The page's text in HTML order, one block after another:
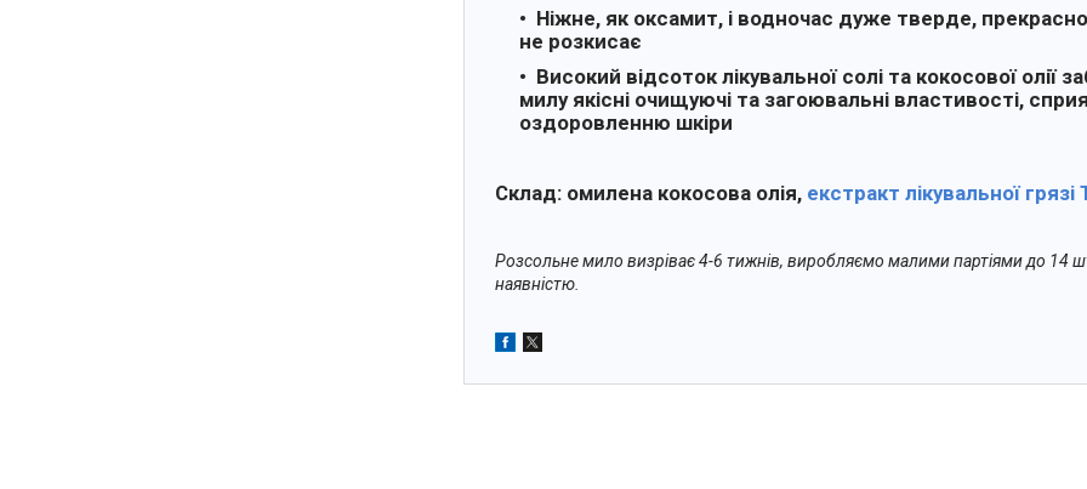
Ніжне, як оксамит, і водночас дуже тверде,
не розкисає
Високий відсоток лікувальної солі та кокосової олії
милу якісні очищуючі та загоювальні властивості,
оздоровленню шкіри
Склад: омилена кокосова олія, екстракт лікувальної грязі
Розсольне мило визріває 4-6 тижнів, виробляємо малими партіями до 14
наявністю.